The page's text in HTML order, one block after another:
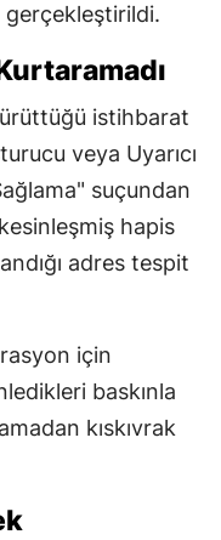
gerçekleştirildi.
istihbarat
veya Uyarıcı
suçundan
hapis
adres tespit
için
baskınla
kıskıvrak